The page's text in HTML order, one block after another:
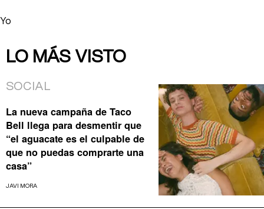
Yo
LO MÁS VISTO
SOCIAL
La nueva campaña de Taco
Bell llega para desmentir que
“el aguacate es el culpable de
que no puedas comprarte una
casa”
JAVI MORA